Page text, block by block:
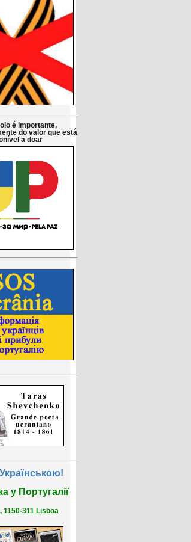
é importante,
do valor que está
a doar
у Португалії
1150-311 Lisboa